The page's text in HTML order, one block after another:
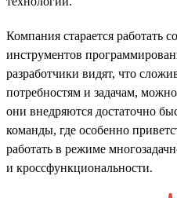
Компания старается работать
инструментов
разработчики видят, что
потребностям и задачам,
они внедряются достаточно
команды, где особенно
работать в режиме
и кроссфункциональности.